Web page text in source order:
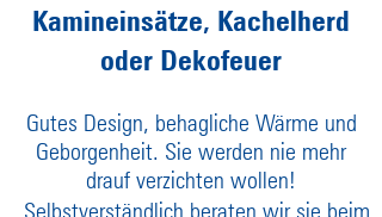
Kamineinsätze, Kachelherd
oder Dekofeuer
Gutes Design, behagliche Wärme und
Geborgenheit. Sie werden nie mehr
drauf verzichten wollen!
Selbstverständlich beraten wir sie beim